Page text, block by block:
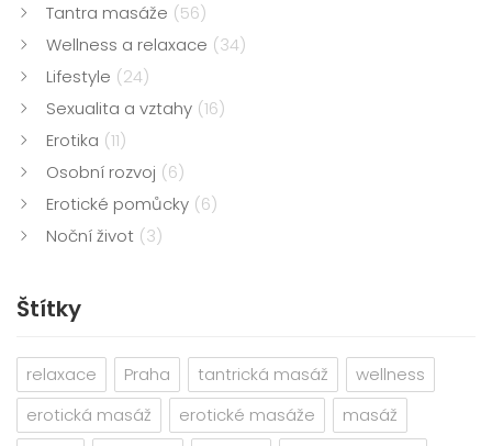
Tantra masáže (56)
Wellness a relaxace (34)
Lifestyle (24)
Sexualita a vztahy (16)
Erotika (11)
Osobní rozvoj (6)
Erotické pomůcky (6)
Noční život (3)
Štítky
relaxace Praha tantrická masáž
wellness
erotická masáž
erotické masáže
masáž